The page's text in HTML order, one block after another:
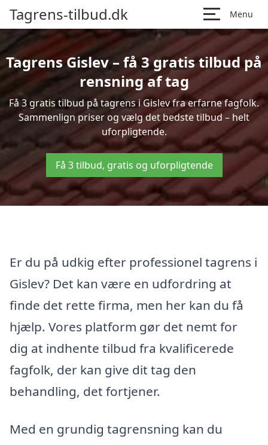
Tagrens-tilbud.dk Menu
Tagrens Gislev – få 3 gratis tilbud på
rensning af tag
Få 3 gratis tilbud på tagrens i Gislev fra erfarne fagfolk.
Sammenlign priser og vælg det bedste tilbud – helt
uforpligtende.
Få 3 tilbud, gratis og uforpligtende
Er du på udkig efter professionel tagrens i
Gislev? Det kan være en udfordring at
finde det rette firma, men her kan du få
hjælp. Vores platform gør det nemt for
dig at indhente tilbud fra kvalificerede
fagfolk, der kan give dit tag den
behandling, det fortjener.
Med en grundig tagrensning kan du